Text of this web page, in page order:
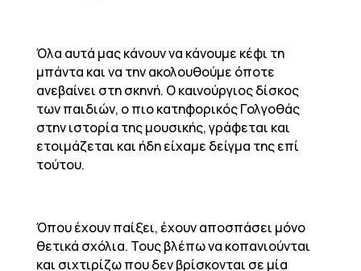
Όλα αυτά μας κάνουν να κάνουμε κέφι τη
μπάντα και να την ακολουθούμε όποτε
ανεβαίνει στη σκηνή. Ο καινούργιος δίσκος
των παιδιών, ο πιο κατηφορικός Γολγοθάς
στην ιστορία της μουσικής, γράφεται και
ετοιμάζεται και ήδη είχαμε δείγμα της επί
τούτου.
Όπου έχουν παίξει, έχουν αποσπάσει μόνο
θετικά σχόλια. Τους βλέπω να κοπανιούνται
και σιχτιρίζω που δεν βρίσκονται σε μία